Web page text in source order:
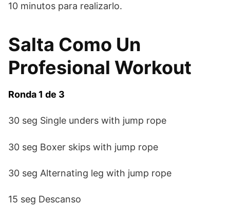
10 minutos para realizarlo.
Salta Como Un
Profesional Workout
Ronda 1 de 3
30 seg Single unders with jump rope
30 seg Boxer skips with jump rope
30 seg Alternating leg with jump rope
15 seg Descanso